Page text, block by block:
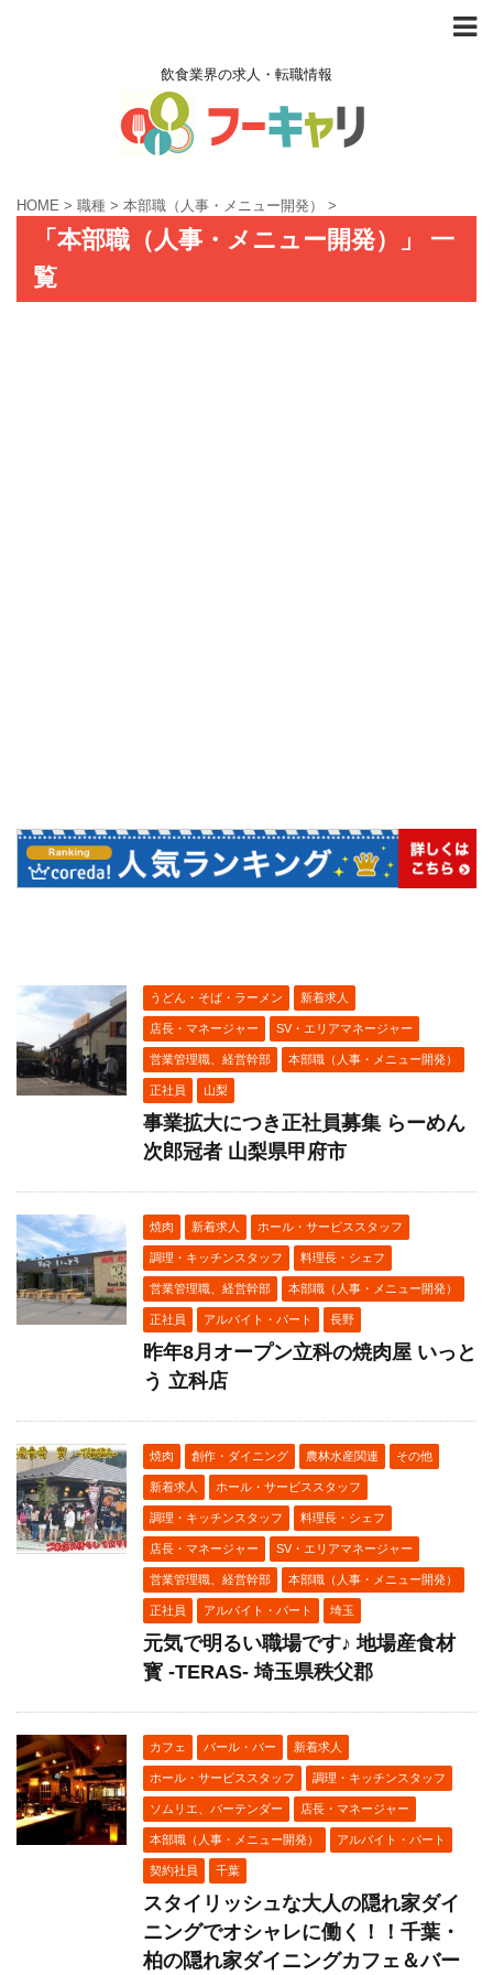
飲食業界の求人・転職情報
HOME > 職種 > 本部職（人事・メニュー開発） >
「本部職（人事・メニュー開発）」 一
覧
うどん・そば・ラーメン 新着求人
店長・マネージャー SV・エリアマネージャー
営業管理職、経営幹部 本部職（人事・メニュー開発）
正社員 山梨
事業拡大につき正社員募集 らーめん
次郎冠者 山梨県甲府市
焼肉 新着求人 ホール・サービススタッフ
調理・キッチンスタッフ 料理長・シェフ
営業管理職、経営幹部 本部職（人事・メニュー開発）
正社員 アルバイト・パート 長野
昨年8月オープン立科の焼肉屋 いっと
う 立科店
焼肉 創作・ダイニング 農林水産関連 その他
新着求人 ホール・サービススタッフ
調理・キッチンスタッフ 料理長・シェフ
店長・マネージャー SV・エリアマネージャー
営業管理職、経営幹部 本部職（人事・メニュー開発）
正社員 アルバイト・パート 埼玉
元気で明るい職場です♪ 地場産食材
寳 ‐TERAS‐ 埼玉県秩父郡
カフェ バール・バー 新着求人
ホール・サービススタッフ 調理・キッチンスタッフ
ソムリエ、バーテンダー 店長・マネージャー
本部職（人事・メニュー開発） アルバイト・パート
契約社員 千葉
スタイリッシュな大人の隠れ家ダイ
ニングでオシャレに働く！！千葉・
柏の隠れ家ダイニングカフェ＆バー